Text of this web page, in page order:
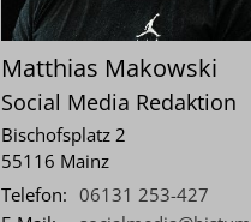
Matthias Makowski
Social Media Redaktion
Bischofsplatz 2
55116 Mainz
Telefon: 06131 253-427